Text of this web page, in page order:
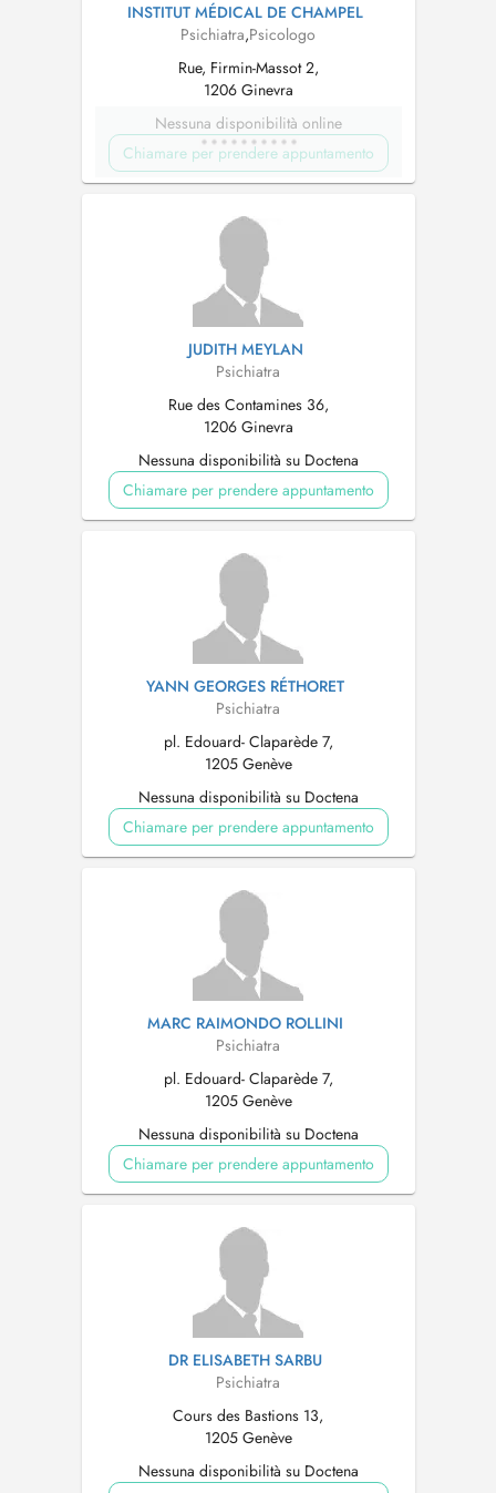
INSTITUT MÉDICAL DE CHAMPEL
Psichiatra,Psicologo
Rue, Firmin-Massot 2,
1206 Ginevra
Nessuna disponibilità online
Chiamare per prendere appuntamento
JUDITH MEYLAN
Psichiatra
Rue des Contamines 36,
1206 Ginevra
Nessuna disponibilità su Doctena
Chiamare per prendere appuntamento
YANN GEORGES RÉTHORET
Psichiatra
pl. Edouard- Claparède 7,
1205 Genève
Nessuna disponibilità su Doctena
Chiamare per prendere appuntamento
MARC RAIMONDO ROLLINI
Psichiatra
pl. Edouard- Claparède 7,
1205 Genève
Nessuna disponibilità su Doctena
Chiamare per prendere appuntamento
DR ELISABETH SARBU
Psichiatra
Cours des Bastions 13,
1205 Genève
Nessuna disponibilità su Doctena